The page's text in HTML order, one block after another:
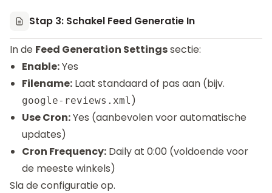
Stap 3: Schakel Feed Generatie In
In de Feed Generation Settingssectie:
Enable:Yes
Filename: Laat standaard of pas aan (bijv.
google-reviews.xml )
Use Cron:Yes (aanbevolen voor automatische
updates)
Cron Frequency: Daily at 0:00 (voldoende voor
de meeste winkels)
Sla de configuratie op.